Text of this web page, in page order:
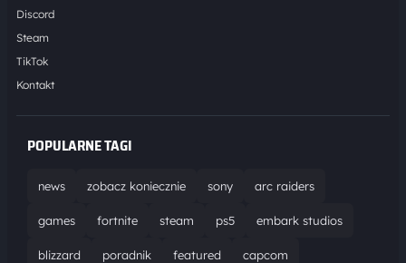
Discord
Steam
TikTok
Kontakt
POPULARNE TAGI
news zobacz koniecznie sony arc raiders
games fortnite steam ps5 embark studios
blizzard poradnik featured capcom